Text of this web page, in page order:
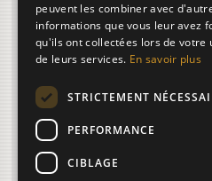
Plus de termes...
La troisième dimension
Regards d'artistes...
Le moulin du Verger vu par les
peuvent les combiner avec
informations que vous leur avez
qu'ils ont collectées lors de votre
de leurs services. En savoir plus
STRICTEMENT
PERFORMANCE
CIBLAGE